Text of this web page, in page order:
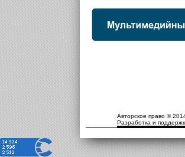
Авторское право ©
Разработка и